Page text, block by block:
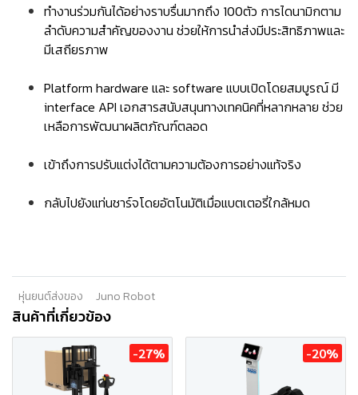
ทำงานร่วมกันได้อย่างราบรื่นมากถึง 100ตัว การไดนามิกตาม
ลำดับความสำคัญของงาน ช่วยให้การนำส่งมีประสิทธิภาพและ
มีเสถียรภาพ
Platform hardware และ software แบบเปิดโดยสมบูรณ์ มี
interface API เอกสารสนับสนุนทางเทคนิคที่หลากหลาย ช่วย
เหลือการพัฒนาผลิตภัณฑ์ตลอด
เข้าถึงการปรับแต่งได้ตามความต้องการอย่างแท้จริง
กลับไปยังแท่นชาร์จโดยอัตโนมัติเมื่อแบตเตอรี่ใกล้หมด
หุ่นยนต์ส่งของ Juno Robot
สินค้าที่เกี่ยวข้อง
-27% -20%